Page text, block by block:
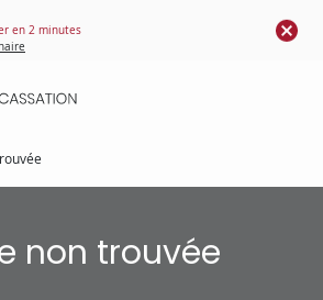
cookies
en 2 minutes
non trouvée